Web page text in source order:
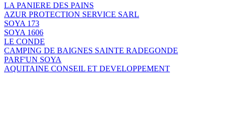
LA PANIERE DES PAINS
AZUR PROTECTION SERVICE SARL
SOYA 173
SOYA 1606
LE CONDE
CAMPING DE BAIGNES SAINTE RADEGONDE
PARF'UN SOYA
AQUITAINE CONSEIL ET DEVELOPPEMENT